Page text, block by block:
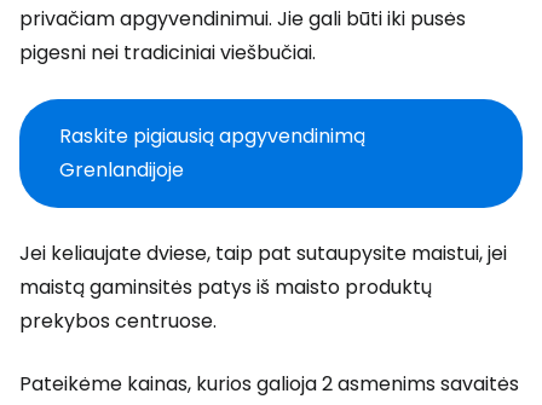
privačiam apgyvendinimui. Jie gali būti iki pusės
pigesni nei tradiciniai viešbučiai.
Raskite pigiausią apgyvendinimą
Grenlandijoje
Jei keliaujate dviese, taip pat sutaupysite maistui, jei
maistą gaminsitės patys iš maisto produktų
prekybos centruose.
Pateikėme kainas, kurios galioja 2 asmenims savaitės